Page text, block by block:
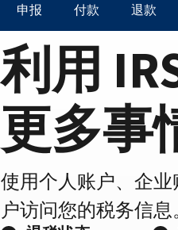
主
要
导
航
申报 付款 退款
利用
更多事
使用个人账户、企
户访问您的税务信息。